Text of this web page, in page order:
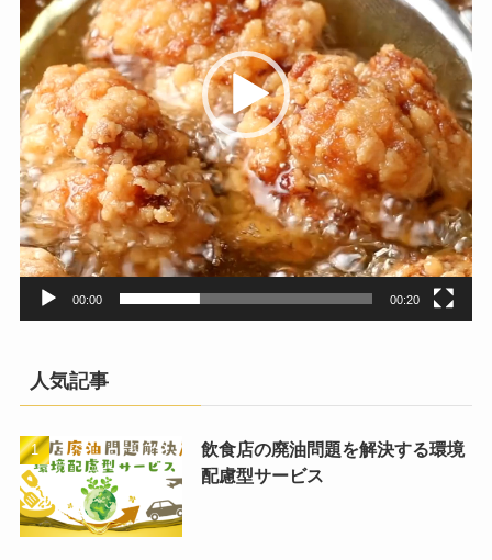
ヤ
ー
00:00 00:20
人気記事
飲食店の廃油問題を解決する環境
配慮型サービス